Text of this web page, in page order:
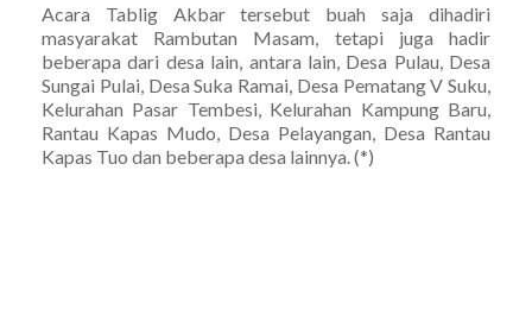
Acara Tablig Akbar tersebut buah saja dihadiri
masyarakat Rambutan Masam, tetapi juga hadir
beberapa dari desa lain, antara lain, Desa Pulau, Desa
Sungai Pulai, Desa Suka Ramai, Desa Pematang V Suku,
Kelurahan Pasar Tembesi, Kelurahan Kampung Baru,
Rantau Kapas Mudo, Desa Pelayangan, Desa Rantau
Kapas Tuo dan beberapa desa lainnya. (*)